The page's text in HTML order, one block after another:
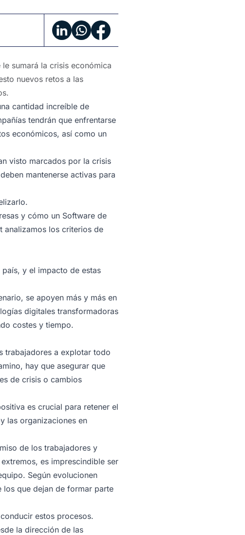
sumará la crisis económica
nuevos retos a las
cantidad increíble de
tendrán que enfrentarse
económicos, así como un
visto marcados por la crisis
mantenerse activas para
y cómo un Software de
analizamos los criterios de
y el impacto de estas
se apoyen más y más en
digitales transformadoras
costes y tiempo.
trabajadores a explotar todo
hay que asegurar que
de crisis o cambios
es crucial para retener el
las organizaciones en
de los trabajadores y
es imprescindible ser
Según evolucionen
los que dejan de formar parte
estos procesos.
la dirección de las